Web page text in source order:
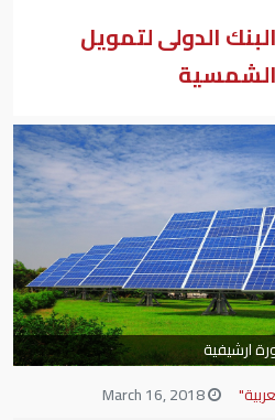
البنك الدولى لتمويل
ارشيفية
March 16, 2018